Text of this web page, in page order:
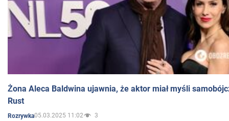
Żona Aleca Baldwina ujawnia, że aktor miał myśli
Rust
Rozrywka05.03.2025 11:02 3